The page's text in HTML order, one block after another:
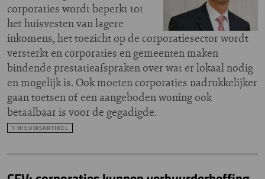
corporaties wordt beperkt tot
het huisvesten van lagere
inkomens, het toezicht op de corporatiesector wordt
versterkt en corporaties en gemeenten maken
bindende prestatieafspraken over wat er lokaal nodig
en mogelijk is. Ook moeten corporaties nadrukkelijker
gaan toetsen of een aangeboden woning ook
betaalbaar is voor de gegadigde.
1 NIEUWSARTIKEL